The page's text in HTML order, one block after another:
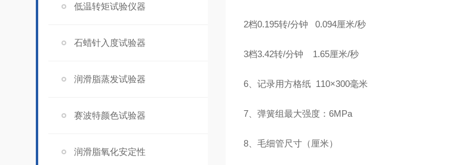
低温转矩试验仪器
石蜡针入度试验器
润滑脂蒸发试验器
赛波特颜色试验器
润滑脂氧化安定性
2档0.195转/分钟 0.094厘米/秒
3档3.42转/分钟 1.65厘米/秒
6、记录用方格纸 110×300毫米
7、弹簧组最大强度：6MPa
8、毛细管尺寸（厘米）